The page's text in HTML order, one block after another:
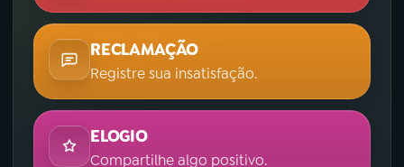
RECLAMAÇÃO
Registre sua insatisfação.
ELOGIO
Compartilhe algo positivo.